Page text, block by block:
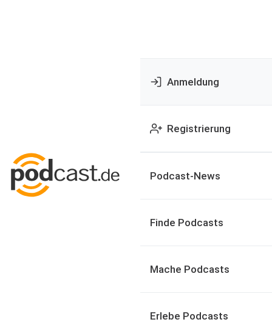
Anmeldung
Registrierung
Podcast-News
Finde Podcasts
Mache Podcasts
Erlebe Podcasts